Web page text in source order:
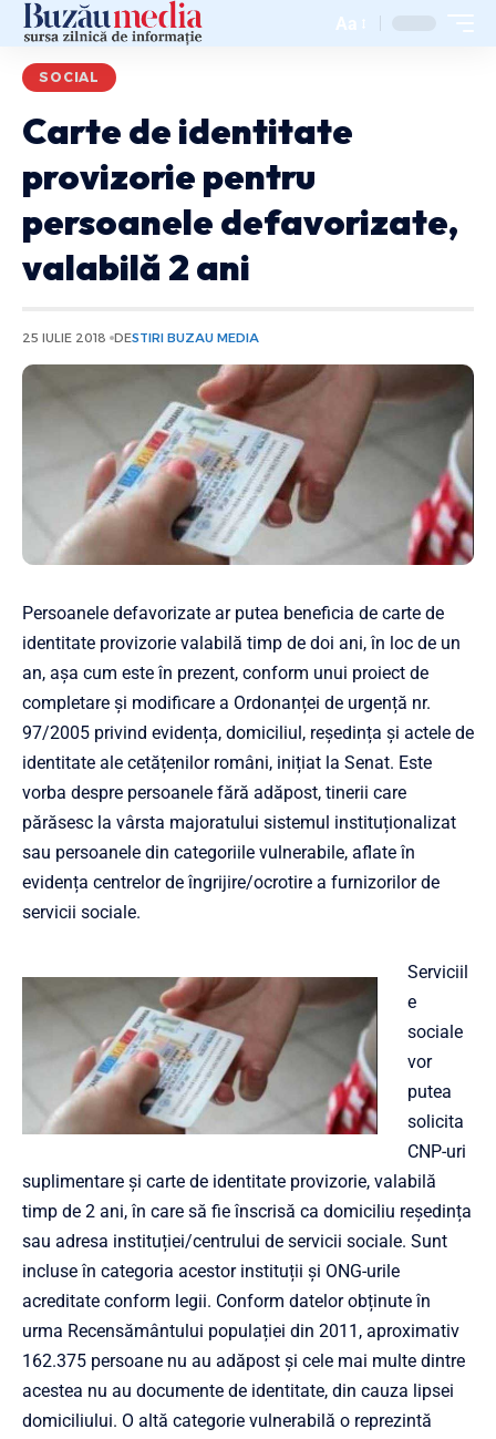
Aa
SOCIAL
Carte de identitate
provizorie pentru
persoanele defavorizate,
valabilă 2 ani
25 IULIE 2018 DESTIRI BUZAU MEDIA
Persoanele defavorizate ar putea beneficia de carte de
identitate provizorie valabilă timp de doi ani, în loc de un
an, așa cum este în prezent, conform unui proiect de
completare și modificare a Ordonanței de urgență nr.
97/2005 privind evidența, domiciliul, reședința și actele de
identitate ale cetățenilor români, inițiat la Senat. Este
vorba despre persoanele fără adăpost, tinerii care
părăsesc la vârsta majoratului sistemul instituționalizat
sau persoanele din categoriile vulnerabile, aflate în
evidența centrelor de îngrijire/ocrotire a furnizorilor de
servicii sociale.
Serviciil
e
sociale
vor
putea
solicita
CNP-uri
suplimentare și carte de identitate provizorie, valabilă
timp de 2 ani, în care să fie înscrisă ca domiciliu reședința
sau adresa instituției/centrului de servicii sociale. Sunt
incluse în categoria acestor instituții și ONG-urile
acreditate conform legii. Conform datelor obținute în
urma Recensământului populației din 2011, aproximativ
162.375 persoane nu au adăpost și cele mai multe dintre
acestea nu au documente de identitate, din cauza lipsei
domiciliului. O altă categorie vulnerabilă o reprezintă